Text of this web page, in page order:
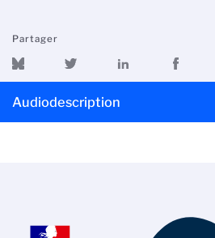
Partager
Audiodescription